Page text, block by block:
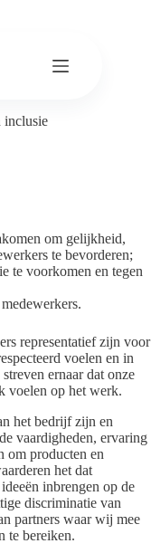
inclusie
om gelijkheid,
te bevorderen;
te voorkomen en tegen
representatief zijn voor
voelen en in
ernaar dat onze
voelen op het werk.
het bedrijf zijn en
vaardigheden, ervaring
om producten en
het dat
inbrengen op de
discriminatie van
partners waar wij mee
te bereiken.